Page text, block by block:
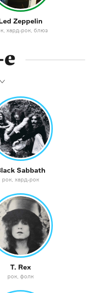
Zeppelin
хард-рок блюз
е
Sabbath
рок хард-рок
T. Rex
рок фолк